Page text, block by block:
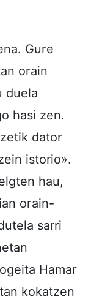
Gure
orain
duela
hasi zen.
dator
istorio».
hau,
orain-
sarri
Hamar
kokatzen